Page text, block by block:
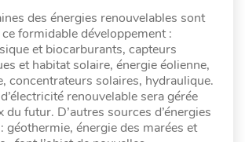
des énergies renouvelables sont
formidable développement :
et biocarburants, capteurs
et habitat solaire, énergie éolienne,
concentrateurs solaires, hydraulique.
renouvelable sera gérée
du futur. D’autres sources d’énergies
géothermie, énergie des marées et